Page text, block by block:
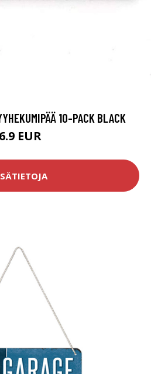
10-PACK BLACK
6.9 EUR